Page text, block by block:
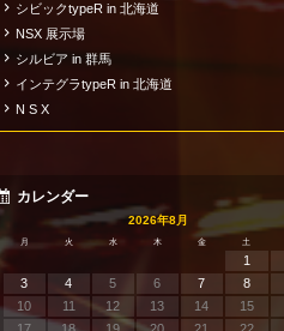
シビックtypeR in 北海道
NSX 展示場
シルビア in 群馬
インテグラtypeR in 北海道
N S X
カレンダー
2026年8月
月 火 水 木 金 土
1
3
4 5 6 7 8
10
11 12 13 14 15